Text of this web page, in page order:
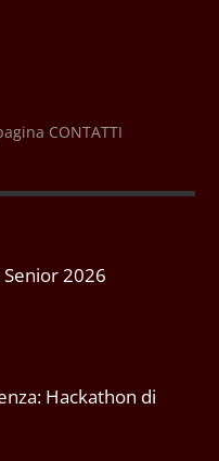
CONTATTI
2026
Hackathon di